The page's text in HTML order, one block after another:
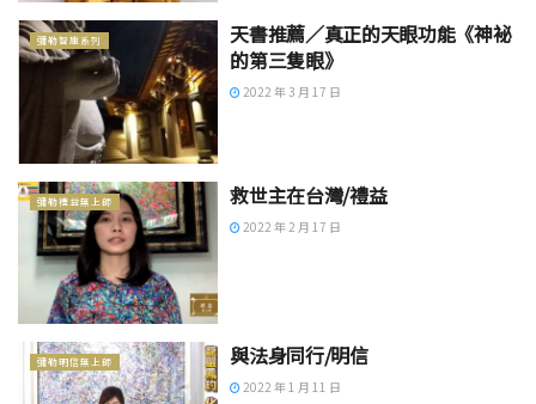
彌勒智庫系列
天書推薦／真正的天眼功能《神袐
的第三隻眼》
2022 年 3 月 17 日
彌勒禮益無上師 救世主在台灣/禮益
2022 年 2 月 17 日
彌勒明信無上師 與法身同行/明信
2022 年 1 月 11 日